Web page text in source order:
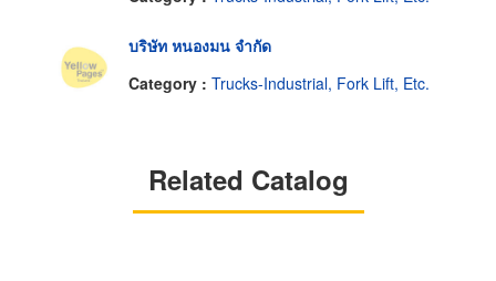
บริษัท หนองมน จำกัด
Category : Trucks-Industrial, Fork Lift, Etc.
Related Catalog